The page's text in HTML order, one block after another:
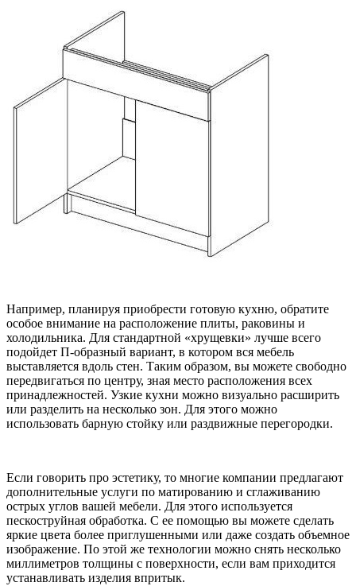
Например, планируя приобрести готовую кухню, обратите
особое внимание на расположение плиты, раковины и
холодильника. Для стандартной «хрущевки» лучше всего
подойдет П-образный вариант, в котором вся мебель
выставляется вдоль стен. Таким образом, вы можете свободно
передвигаться по центру, зная место расположения всех
принадлежностей. Узкие кухни можно визуально расширить
или разделить на несколько зон. Для этого можно
использовать барную стойку или раздвижные перегородки.
Если говорить про эстетику, то многие компании предлагают
дополнительные услуги по матированию и сглаживанию
острых углов вашей мебели. Для этого используется
пескоструйная обработка. С ее помощью вы можете сделать
яркие цвета более приглушенными или даже создать объемное
изображение. По этой же технологии можно снять несколько
миллиметров толщины с поверхности, если вам приходится
устанавливать изделия впритык.